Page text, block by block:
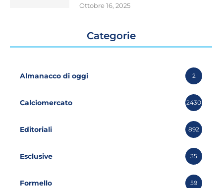
Ottobre 16, 2025
Categorie
Almanacco di oggi 2
Calciomercato 2430
Editoriali 892
Esclusive 35
Formello 59